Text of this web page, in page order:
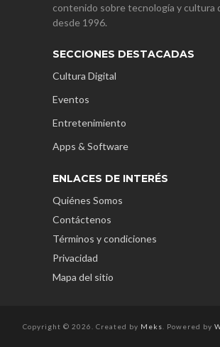
contenido sobre tecnología y cultura
desde 1996.
SECCIONES DESTACADAS
Cultura Digital
Eventos
Entretenimiento
Apps & Software
ENLACES DE INTERÉS
Quiénes Somos
Contáctenos
Términos y condiciones
Privacidad
Mapa del sitio
Copyright © 2026. Created by Meks . Powered by